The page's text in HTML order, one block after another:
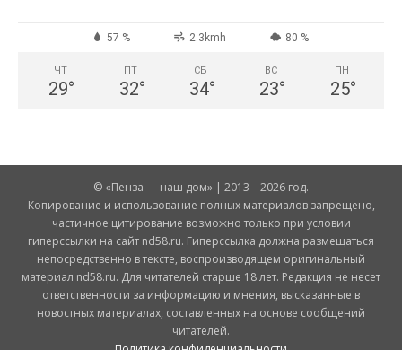
57 % 2.3kmh 80 %
ЧТ
29°
ПТ
32°
СБ
34°
ВС
23°
ПН
25°
© «Пенза — наш дом» | 2013—2026 год.
Копирование и использование полных материалов запрещено,
частичное цитирование возможно только при условии
гиперссылки на сайт nd58.ru. Гиперссылка должна размещаться
непосредственно в тексте, воспроизводящем оригинальный
материал nd58.ru. Для читателей старше 18 лет. Редакция не несет
ответственности за информацию и мнения, высказанные в
новостных материалах, составленных на основе сообщений
читателей.